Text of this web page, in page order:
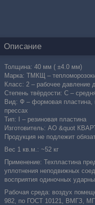
Описание
Толщина: 40 мм ( ±4.0 мм)
Марка: ТМКЩ –
Класс: 2 – рабочее давление
Степень твёрдости: С –
Вид: Ф – формовая пластина,
прессах
Тип: I – резиновая пластина
Изготовитель: АО &quot
Продукция не подлежит
Вес 1 кв.м.: ~52 кг
Применение: Техпластина
уплотнения неподвижных
восприятия одиночных
Рабочая среда: воздух
982, по ГОСТ 10121, ВМГЗ,